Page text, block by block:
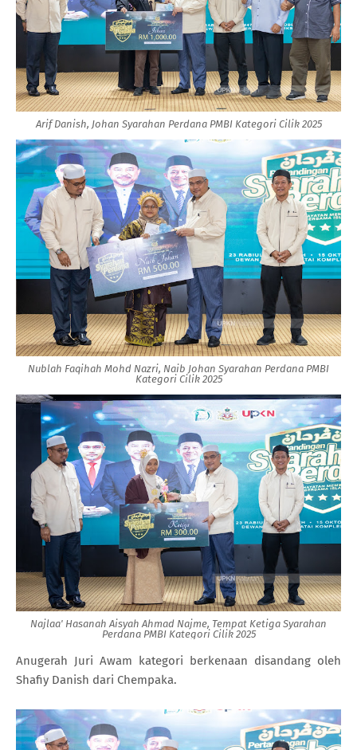
Arif Danish, Johan Syarahan Perdana PMBI Kategori Cilik 2025
Nublah Faqihah Mohd Nazri, Naib Johan Syarahan Perdana PMBI
Kategori Cilik 2025
Najlaa' Hasanah Aisyah Ahmad Najme, Tempat Ketiga Syarahan
Perdana PMBI Kategori Cilik 2025
Anugerah Juri Awam kategori berkenaan disandang oleh
Shafiy Danish dari Chempaka.